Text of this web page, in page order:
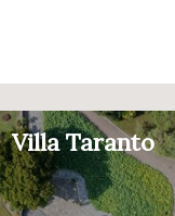
Villa Taranto